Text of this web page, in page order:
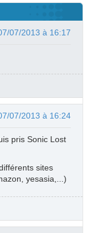
07/2013 à 16:17
07/2013 à 16:24
pris Sonic Lost
sites
yesasia,...)